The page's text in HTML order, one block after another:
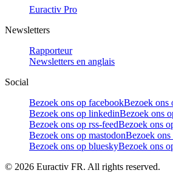
Euractiv Pro
Newsletters
Rapporteur
Newsletters en anglais
Social
Bezoek ons op facebookBezoek ons
Bezoek ons op linkedinBezoek ons
Bezoek ons op rss-feedBezoek ons
Bezoek ons op mastodonBezoek ons
Bezoek ons op blueskyBezoek ons
© 2026 Euractiv FR. All rights reserved.